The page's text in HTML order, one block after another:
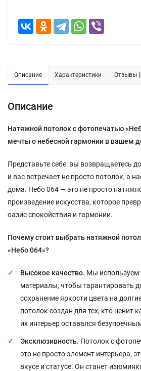
Описание Характеристики Отзывы
Описание
Натяжной потолок с фотопечатью
мечты о небесной гармонии в вашем
Представьте себе: вы возвращаетесь
и вас встречает не просто потолок, а
дома. Небо 064 — это не просто
произведение искусства, которое
оазис спокойствия и гармонии.
Почему стоит выбрать натяжной
«Небо 064»?
Высокое качество. Мы используем
материалы, чтобы гарантировать
сохранение яркости цвета на
потолок создан для тех, кто ценит
их интерьер оставался
Эксклюзивность. Потолок с
это не просто элемент интерьера,
вкусе и статусе. Он станет